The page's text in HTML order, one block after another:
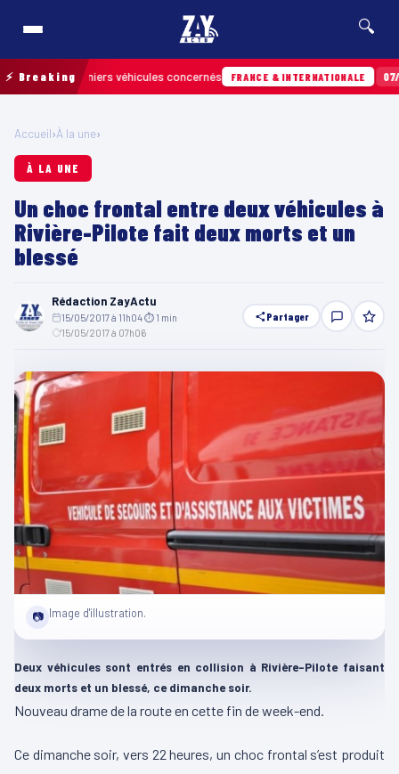
🔍
⚡ Breaking
les derniers véhicules concernés FRANCE & INTERNATIONALE 07/08 ·
Accueil›À la une›
À LA UNE
Un choc frontal entre deux véhicules à
Rivière-Pilote fait deux morts et un
blessé
Rédaction ZayActu
15/05/2017 à 11h04⏱ 1 min
15/05/2017 à 07h06
Partager
📷 Image d'illustration.
Deux véhicules sont entrés en collision à Rivière-Pilote faisant
deux morts et un blessé, ce dimanche soir.
Nouveau drame de la route en cette fin de week-end.
Ce dimanche soir, vers 22 heures, un choc frontal s’est produit